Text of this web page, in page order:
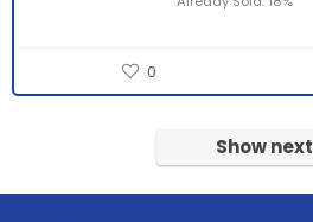
0
Show next